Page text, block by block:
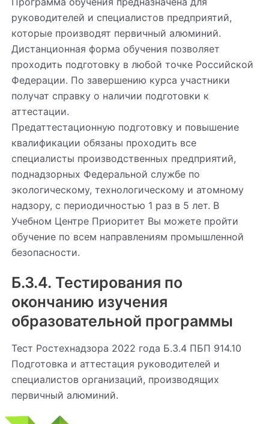
руководителей и специалистов предприятий,
которые производят первичный алюминий.
Дистанционная форма обучения позволяет
проходить подготовку в любой точке Российской
Федерации. По завершению курса участники
получат справку о наличии подготовки к
аттестации.
Предаттестационную подготовку и повышение
квалификации обязаны проходить все
специалисты производственных предприятий,
поднадзорных Федеральной службе по
экологическому, технологическому и атомному
надзору, с периодичностью 1 раз в 5 лет. В
Учебном Центре Приоритет Вы можете пройти
обучение по всем направлениям промышленной
безопасности.
Б.3.4. Тестирования по
окончанию изучения
образовательной программы
Тест Ростехнадзора 2022 года Б.3.4 ПБП 914.10
Подготовка и аттестация руководителей и
специалистов организаций, производящих
первичный алюминий.